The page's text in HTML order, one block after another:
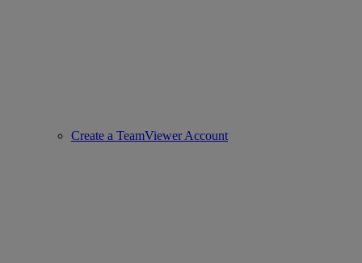
Create a TeamViewer Account